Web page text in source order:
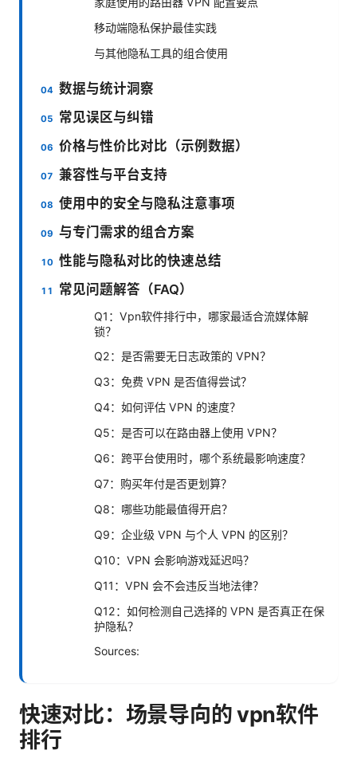
移动端隐私保护最佳实践
与其他隐私工具的组合使用
数据与统计洞察
常见误区与纠错
价格与性价比对比（示例数据）
兼容性与平台支持
使用中的安全与隐私注意事项
与专门需求的组合方案
性能与隐私对比的快速总结
常见问题解答（FAQ）
Q1：Vpn软件排行中，哪家最适合流媒体解
锁？
Q2：是否需要无日志政策的 VPN？
Q3：免费 VPN 是否值得尝试？
Q4：如何评估 VPN 的速度？
Q5：是否可以在路由器上使用 VPN？
Q6：跨平台使用时，哪个系统最影响速度？
Q7：购买年付是否更划算？
Q8：哪些功能最值得开启？
Q9：企业级 VPN 与个人 VPN 的区别？
Q10：VPN 会影响游戏延迟吗？
Q11：VPN 会不会违反当地法律？
Q12：如何检测自己选择的 VPN 是否真正在保
护隐私？
Sources:
快速对比：场景导向的 vpn软件
排行